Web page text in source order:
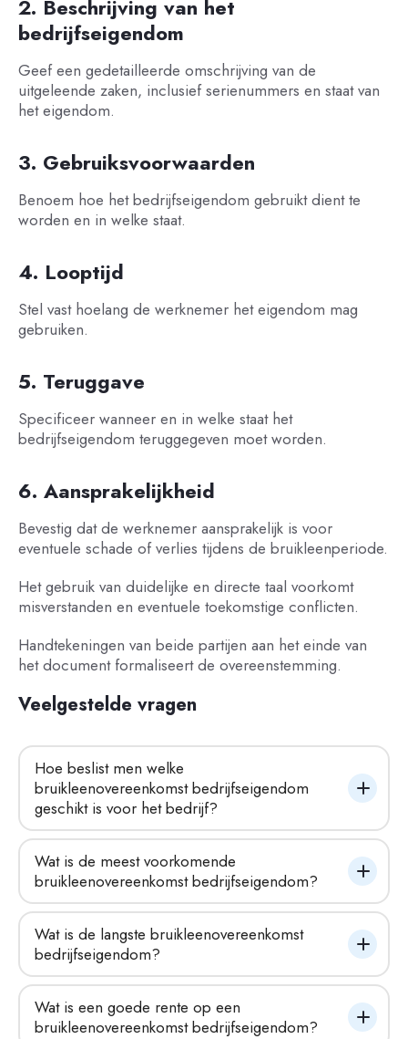
2. Beschrijving van het
bedrijfseigendom
Geef een gedetailleerde omschrijving van de
uitgeleende zaken, inclusief serienummers en staat van
het eigendom.
3. Gebruiksvoorwaarden
Benoem hoe het bedrijfseigendom gebruikt dient te
worden en in welke staat.
4. Looptijd
Stel vast hoelang de werknemer het eigendom mag
gebruiken.
5. Teruggave
Specificeer wanneer en in welke staat het
bedrijfseigendom teruggegeven moet worden.
6. Aansprakelijkheid
Bevestig dat de werknemer aansprakelijk is voor
eventuele schade of verlies tijdens de bruikleenperiode.
Het gebruik van duidelijke en directe taal voorkomt
misverstanden en eventuele toekomstige conflicten.
Handtekeningen van beide partijen aan het einde van
het document formaliseert de overeenstemming.
Veelgestelde vragen
Hoe beslist men welke
bruikleenovereenkomst bedrijfseigendom
geschikt is voor het bedrijf?
Wat is de meest voorkomende
bruikleenovereenkomst bedrijfseigendom?
Wat is de langste bruikleenovereenkomst
bedrijfseigendom?
Wat is een goede rente op een
bruikleenovereenkomst bedrijfseigendom?